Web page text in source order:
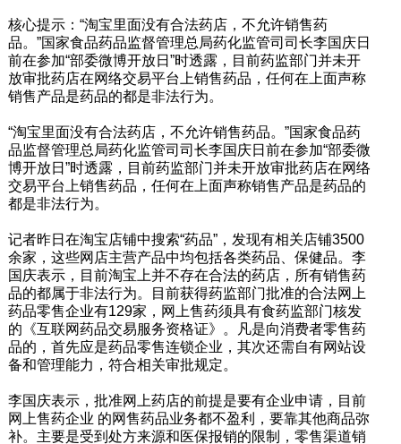
核心提示：“淘宝里面没有合法药店，不允许销售药
品。”国家食品药品监督管理总局药化监管司司长李国庆日
前在参加“部委微博开放日”时透露，目前药监部门并未开
放审批药店在网络交易平台上销售药品，任何在上面声称
销售产品是药品的都是非法行为。
“淘宝里面没有合法药店，不允许销售药品。”国家食品药
品监督管理总局药化监管司司长李国庆日前在参加“部委微
博开放日”时透露，目前药监部门并未开放审批药店在网络
交易平台上销售药品，任何在上面声称销售产品是药品的
都是非法行为。
记者昨日在淘宝店铺中搜索“药品”，发现有相关店铺3500
余家，这些网店主营产品中均包括各类药品、保健品。李
国庆表示，目前淘宝上并不存在合法的药店，所有销售药
品的都属于非法行为。目前获得药监部门批准的合法网上
药品零售企业有129家，网上售药须具有食药监部门核发
的《互联网药品交易服务资格证》。凡是向消费者零售药
品的，首先应是药品零售连锁企业，其次还需自有网站设
备和管理能力，符合相关审批规定。
李国庆表示，批准网上药店的前提是要有企业申请，目前
网上售药企业 的网售药品业务都不盈利，要靠其他商品弥
补。主要是受到处方来源和医保报销的限制，零售渠道销